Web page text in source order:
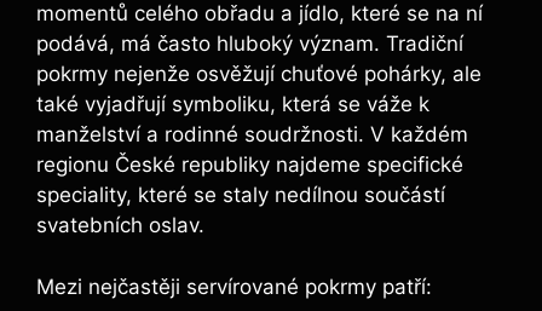
momentů celého obřadu a jídlo, které se na ní
podává, má často hluboký význam. Tradiční
pokrmy nejenže osvěžují chuťové pohárky, ale
také vyjadřují symboliku, která se váže k
manželství a rodinné soudržnosti. V každém
regionu České republiky najdeme specifické
speciality, které se staly nedílnou součástí
svatebních oslav.
Mezi nejčastěji servírované pokrmy patří: